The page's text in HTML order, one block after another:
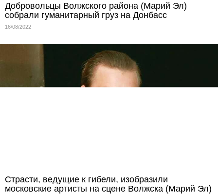
Добровольцы Волжского района (Марий Эл)
собрали гуманитарный груз на Донбасс
16/08/2022
Страсти, ведущие к гибели, изобразили
московские артисты на сцене Волжска (Марий Эл)